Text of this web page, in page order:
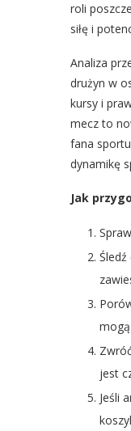
roli
siłę i
Analiza
drużyn w
kursy i
mecz to
fana
dynamikę
Jak
jest
Jeśli